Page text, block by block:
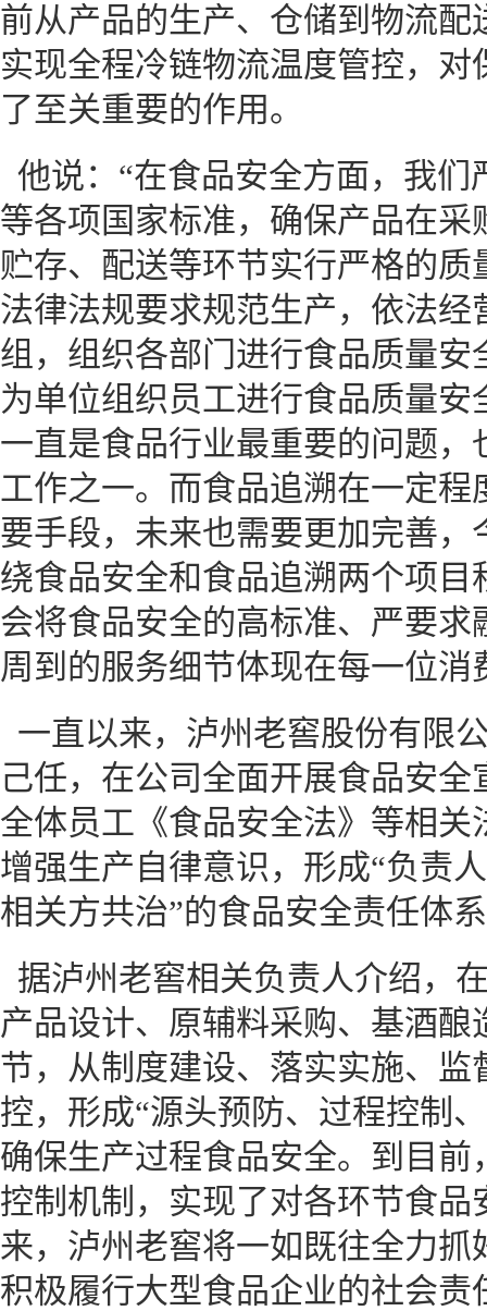
前从产品的生产、仓储到物流
实现全程冷链物流温度管控，
了至关重要的作用。
他说：“在食品安全方面，我
等各项国家标准，确保产品在
贮存、配送等环节实行严格的
法律法规要求规范生产，依法
组，组织各部门进行食品质量
为单位组织员工进行食品质量
一直是食品行业最重要的问题
工作之一。而食品追溯在一定
要手段，未来也需要更加完善
绕食品安全和食品追溯两个项
会将食品安全的高标准、严要
周到的服务细节体现在每一位消
一直以来，泸州老窖股份有限
己任，在公司全面开展食品安
全体员工《食品安全法》等相
增强生产自律意识，形成“负责
相关方共治”的食品安全责任体
据泸州老窖相关负责人介绍，
产品设计、原辅料采购、基酒
节，从制度建设、落实实施、
控，形成“源头预防、过程控制
确保生产过程食品安全。到目
控制机制，实现了对各环节食
来，泸州老窖将一如既往全力
积极履行大型食品企业的社会责